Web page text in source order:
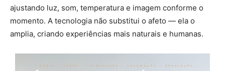
ajustando luz, som, temperatura e imagem conforme o
momento. A tecnologia não substitui o afeto — ela o
amplia, criando experiências mais naturais e humanas.